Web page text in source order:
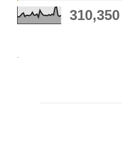
310,350
.